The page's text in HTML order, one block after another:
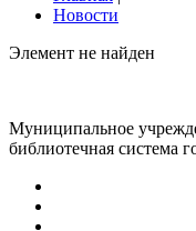
Новости
Элемент не найден
Муниципальное
библиотечная система